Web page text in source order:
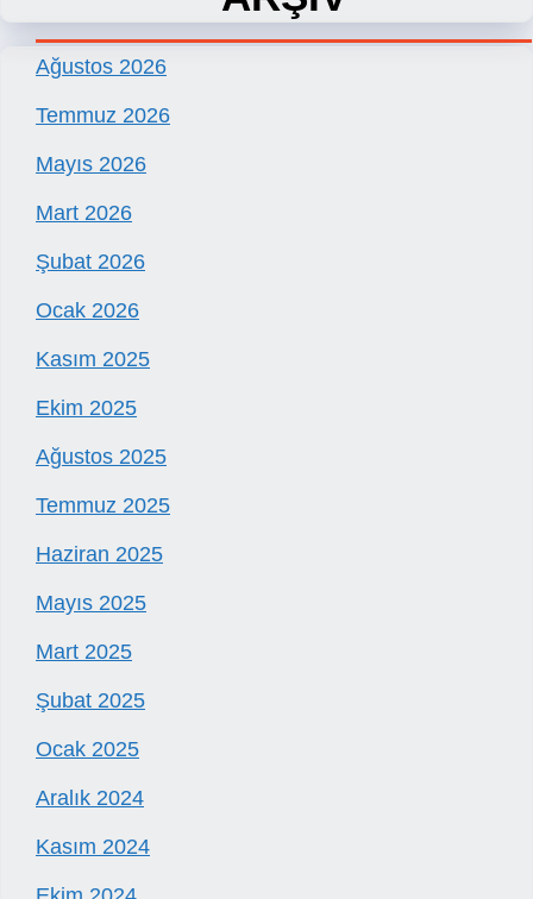
Ağustos 2026
Temmuz 2026
Mayıs 2026
Mart 2026
Şubat 2026
Ocak 2026
Kasım 2025
Ekim 2025
Ağustos 2025
Temmuz 2025
Haziran 2025
Mayıs 2025
Mart 2025
Şubat 2025
Ocak 2025
Aralık 2024
Kasım 2024